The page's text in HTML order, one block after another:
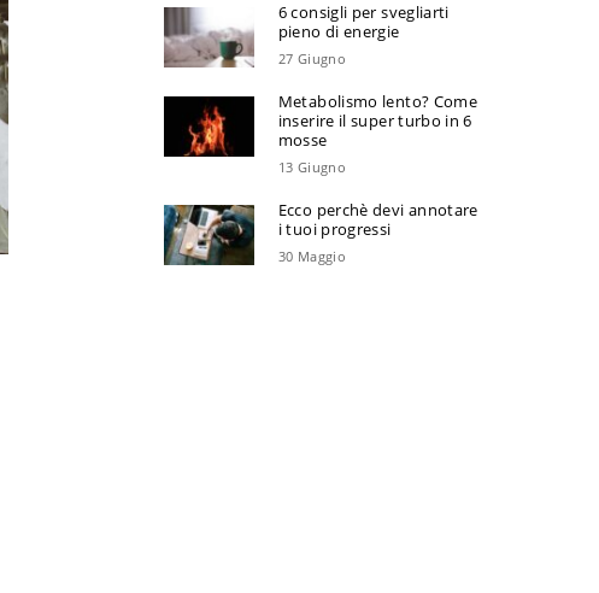
6 consigli per svegliarti
pieno di energie
27 Giugno
Metabolismo lento? Come
inserire il super turbo in 6
mosse
13 Giugno
Ecco perchè devi annotare
i tuoi progressi
30 Maggio